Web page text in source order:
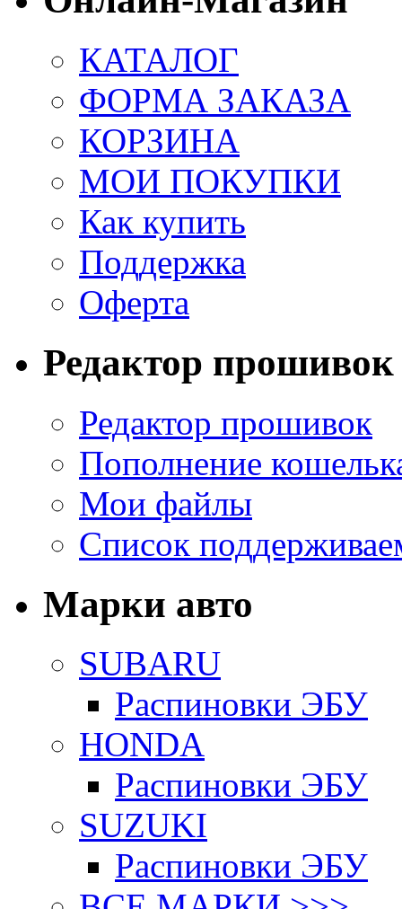
КАТАЛОГ
ФОРМА ЗАКАЗА
КОРЗИНА
МОИ ПОКУПКИ
Как купить
Поддержка
Оферта
Редактор прошивок
Редактор прошивок
Пополнение
Мои файлы
Список
Марки авто
SUBARU
Распиновки ЭБУ
HONDA
Распиновки ЭБУ
SUZUKI
Распиновки ЭБУ